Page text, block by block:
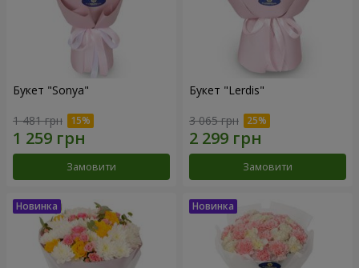
Букет "Sonya"
1 481 грн
Замовити
Букет "Lerdis"
3 065 грн
Замовити